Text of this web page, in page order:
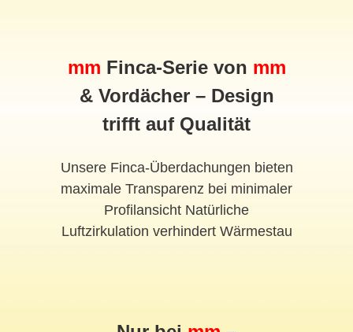
mm Finca-Serie von mm
& Vordächer – Design
trifft auf Qualität
Unsere Finca-Überdachungen bieten
maximale Transparenz bei minimaler
Profilansicht Natürliche
Luftzirkulation verhindert Wärmestau